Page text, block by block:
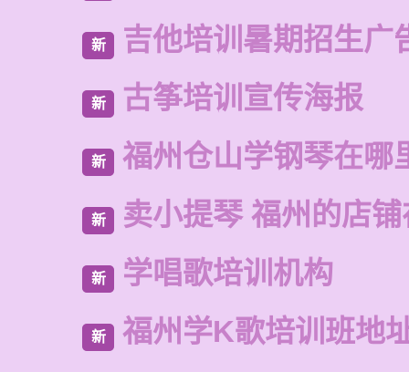
新 吉他培训暑期招生广
新 古筝培训宣传海报
新 福州仓山学钢琴在哪
新 卖小提琴 福州的店
新 学唱歌培训机构
新 福州学K歌培训班地